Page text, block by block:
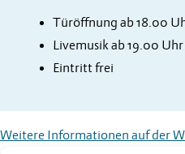
Türöffnung ab 18.00
Livemusik ab 19.00
Eintritt frei
Weitere Informationen auf der